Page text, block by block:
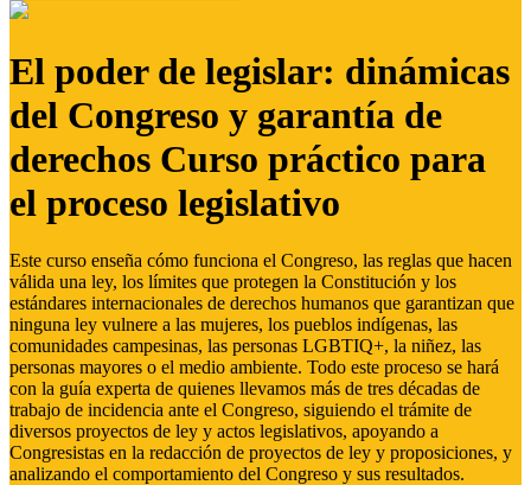
El poder de legislar: dinámicas
del Congreso y garantía de
derechos Curso práctico para
el proceso legislativo
Este curso enseña cómo funciona el Congreso, las reglas que hacen
válida una ley, los límites que protegen la Constitución y los
estándares internacionales de derechos humanos que garantizan que
ninguna ley vulnere a las mujeres, los pueblos indígenas, las
comunidades campesinas, las personas LGBTIQ+, la niñez, las
personas mayores o el medio ambiente. Todo este proceso se hará
con la guía experta de quienes llevamos más de tres décadas de
trabajo de incidencia ante el Congreso, siguiendo el trámite de
diversos proyectos de ley y actos legislativos, apoyando a
Congresistas en la redacción de proyectos de ley y proposiciones, y
analizando el comportamiento del Congreso y sus resultados.